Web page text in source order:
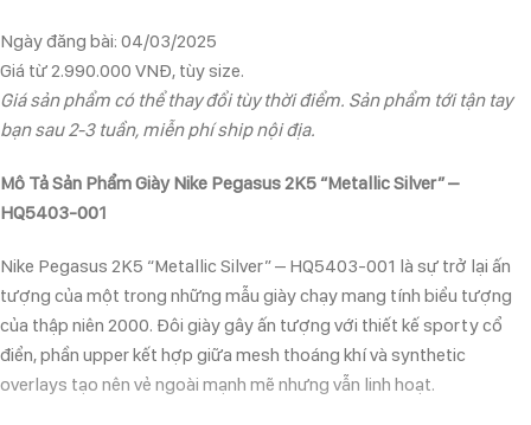
Ngày đăng bài: 04/03/2025
Giá từ 2.990.000 VNĐ, tùy size.
Giá sản phẩm có thể thay đổi tùy thời điểm. Sản phẩm tới tận tay
bạn sau 2-3 tuần, miễn phí ship nội địa.
Mô Tả Sản Phẩm Giày Nike Pegasus 2K5 “Metallic Silver” –
HQ5403-001
Nike Pegasus 2K5 “Metallic Silver” – HQ5403-001 là sự trở lại ấn
tượng của một trong những mẫu giày chạy mang tính biểu tượng
của thập niên 2000. Đôi giày gây ấn tượng với thiết kế sporty cổ
điển, phần upper kết hợp giữa mesh thoáng khí và synthetic
overlays tạo nên vẻ ngoài mạnh mẽ nhưng vẫn linh hoạt.